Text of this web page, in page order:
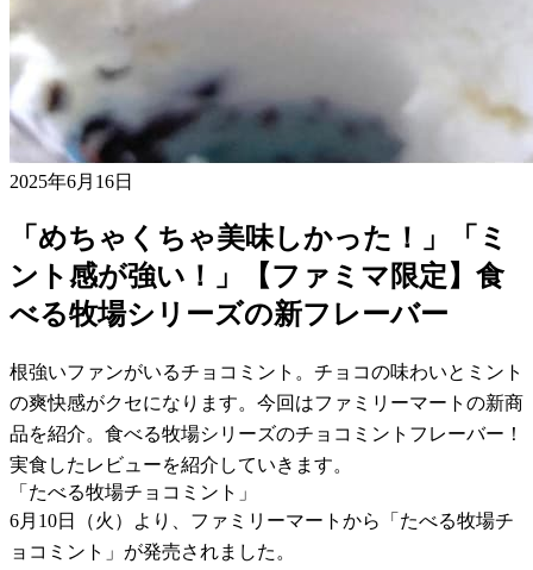
2025年6月16日
「めちゃくちゃ美味しかった！」「ミ
ント感が強い！」【ファミマ限定】食
べる牧場シリーズの新フレーバー
根強いファンがいるチョコミント。チョコの味わいとミント
の爽快感がクセになります。今回はファミリーマートの新商
品を紹介。食べる牧場シリーズのチョコミントフレーバー！
実食したレビューを紹介していきます。
「たべる牧場チョコミント」
6月10日（火）より、ファミリーマートから「たべる牧場チ
ョコミント」が発売されました。